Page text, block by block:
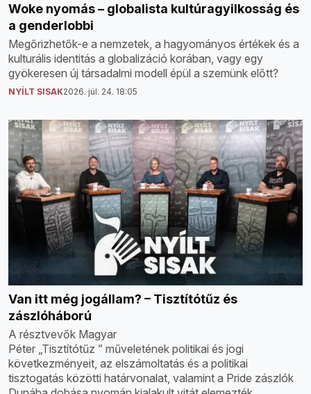
Woke nyomás – globalista kultúragyilkosság és
a genderlobbi
Megőrizhetők-e a nemzetek, a hagyományos értékek és a
kulturális identitás a globalizáció korában, vagy egy
gyökeresen új társadalmi modell épül a szemünk előtt?
NYÍLT SISAK2026. júl. 24. 18:05
Van itt még jogállam? – Tisztítótűz és
zászlóháború
A résztvevők Magyar
Péter „Tisztítótűz ” műveletének politikai és jogi
következményeit, az elszámoltatás és a politikai
tisztogatás közötti határvonalat, valamint a Pride zászlók